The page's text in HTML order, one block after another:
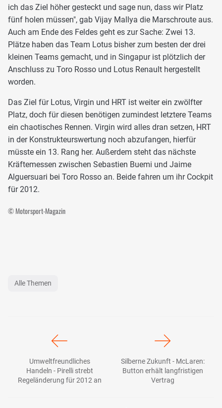
ich das Ziel höher gesteckt und sage nun, dass wir Platz
fünf holen müssen", gab Vijay Mallya die Marschroute aus.
Auch am Ende des Feldes geht es zur Sache: Zwei 13.
Plätze haben das Team Lotus bisher zum besten der drei
kleinen Teams gemacht, und in Singapur ist plötzlich der
Anschluss zu Toro Rosso und Lotus Renault hergestellt
worden.
Das Ziel für Lotus, Virgin und HRT ist weiter ein zwölfter
Platz, doch für diesen benötigen zumindest letztere Teams
ein chaotisches Rennen. Virgin wird alles dran setzen, HRT
in der Konstrukteurswertung noch abzufangen, hierfür
müsste ein 13. Rang her. Außerdem steht das nächste
Kräftemessen zwischen Sebastien Buemi und Jaime
Alguersuari bei Toro Rosso an. Beide fahren um ihr Cockpit
für 2012.
© Motorsport-Magazin
Alle Themen
Umweltfreundliches
Handeln - Pirelli strebt
Regeländerung für 2012 an
Silberne Zukunft - McLaren:
Button erhält langfristigen
Vertrag